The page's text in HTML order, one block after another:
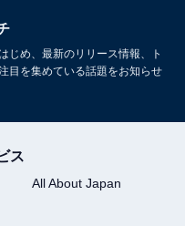
じめ、最新のリリース情報、ト
目を集めている話題をお知らせ
ス
All About Japan